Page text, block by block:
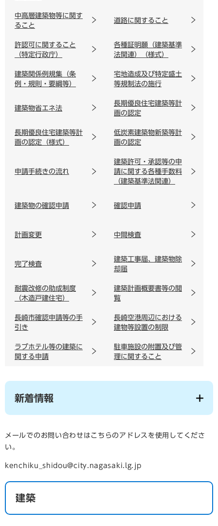
中高層建築物等に関す
ること
道路に関すること
許認可に関すること
（特定行政庁）
各種証明願（建築基準
法関連）（様式）
建築関係例規集（条
例・規則・要綱等）
宅地造成及び特定盛土
等規制法の施行
建築物省エネ法
長期優良住宅建築等計
画の認定
長期優良住宅建築等計
画の認定（様式）
低炭素建築物新築等計
画の認定
申請手続きの流れ
建築許可・承認等の申
請に関する各種手数料
（建築基準法関連）
建築物の確認申請 確認申請
計画変更 中間検査
完了検査
建築工事届、建築物除
却届
耐震改修の助成制度
（木造戸建住宅）
建築計画概要書等の閲
覧
長崎市確認申請等の手
引き
長崎空港周辺における
建物等設置の制限
ラブホテル等の建築に
関する申請
駐車施設の附置及び管
理に関すること
新着情報
メールでのお問い合わせはこちらのアドレスを使用してくださ
い。
kenchiku_shidou@city.nagasaki.lg.jp
建築